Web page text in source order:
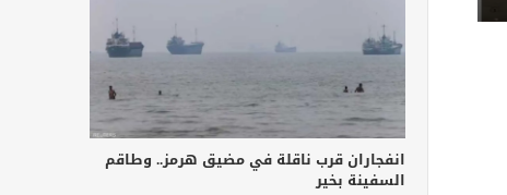
انفجاران قرب ناقلة في مضيق هرمز.. وطاقم
السفينة بخير